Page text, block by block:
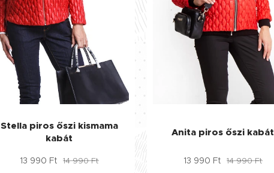
Stella piros őszi kismama
kabát
13 990 Ft 14 990Ft
Anita piros őszi kabát
13 990 Ft 14 990Ft